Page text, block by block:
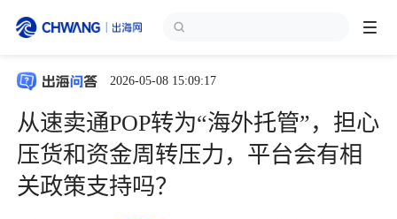
跨境展会
出海服务
出海资讯
2026-05-08 15:09:17
从速卖通POP转为“海外托管”，担心
压货和资金周转压力，平台会有相
关政策支持吗？